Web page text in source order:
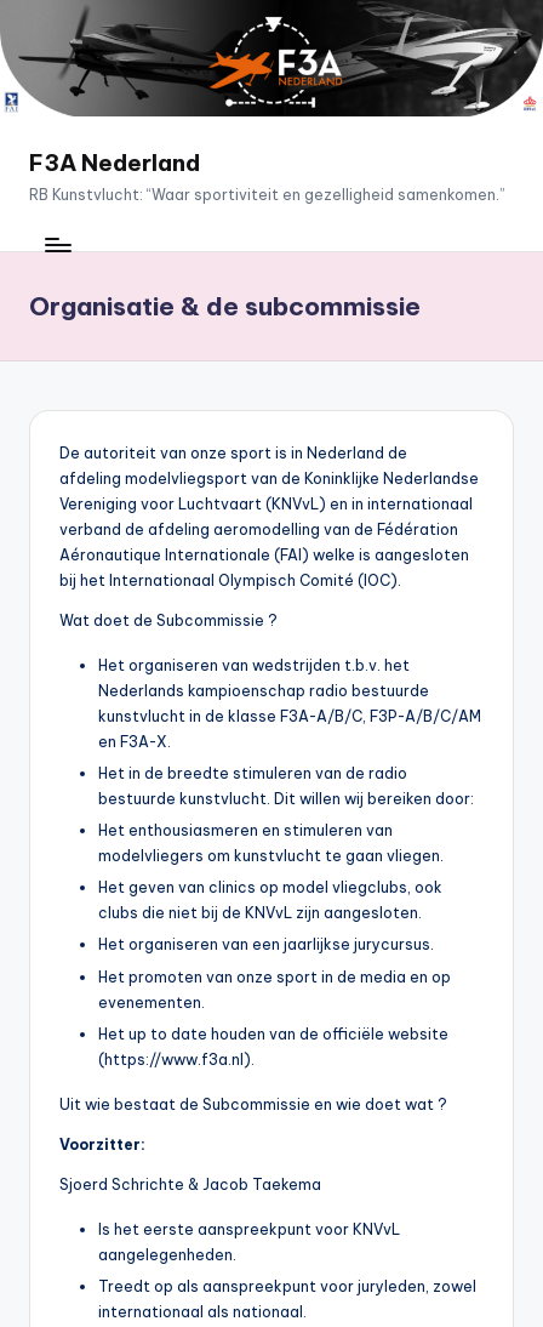
Ga
naar
de
F3A Nederland
RB Kunstvlucht: “Waar sportiviteit en gezelligheid samenkomen.”
Organisatie & de subcommissie
De autoriteit van onze sport is in Nederland de
afdeling modelvliegsport van de Koninklijke Nederlandse
Vereniging voor Luchtvaart (KNVvL) en in internationaal
verband de afdeling aeromodelling van de Fédération
Aéronautique Internationale (FAI) welke is aangesloten
bij het Internationaal Olympisch Comité (IOC).
Wat doet de Subcommissie ?
Het organiseren van wedstrijden t.b.v. het
Nederlands kampioenschap radio bestuurde
kunstvlucht in de klasse F3A-A/B/C, F3P-A/B/C/AM
en F3A-X.
Het in de breedte stimuleren van de radio
bestuurde kunstvlucht. Dit willen wij bereiken door:
Het enthousiasmeren en stimuleren van
modelvliegers om kunstvlucht te gaan vliegen.
Het geven van clinics op model vliegclubs, ook
clubs die niet bij de KNVvL zijn aangesloten.
Het organiseren van een jaarlijkse jurycursus.
Het promoten van onze sport in de media en op
evenementen.
Het up to date houden van de officiële website
(https://www.f3a.nl).
Uit wie bestaat de Subcommissie en wie doet wat ?
Voorzitter:
Sjoerd Schrichte & Jacob Taekema
Is het eerste aanspreekpunt voor KNVvL
aangelegenheden.
Treedt op als aanspreekpunt voor juryleden, zowel
internationaal als nationaal.